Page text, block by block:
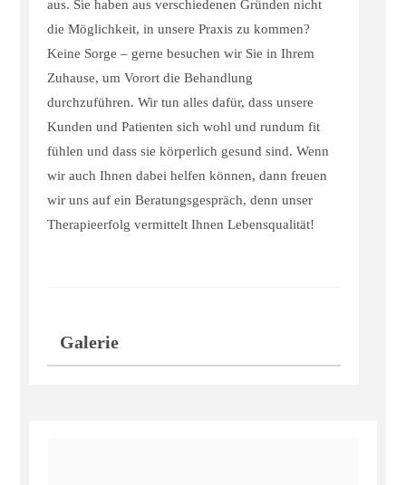
aus. Sie haben aus verschiedenen Gründen nicht
die Möglichkeit, in unsere Praxis zu kommen?
Keine Sorge – gerne besuchen wir Sie in Ihrem
Zuhause, um Vorort die Behandlung
durchzuführen. Wir tun alles dafür, dass unsere
Kunden und Patienten sich wohl und rundum fit
fühlen und dass sie körperlich gesund sind. Wenn
wir auch Ihnen dabei helfen können, dann freuen
wir uns auf ein Beratungsgespräch, denn unser
Therapieerfolg vermittelt Ihnen Lebensqualität!
Galerie